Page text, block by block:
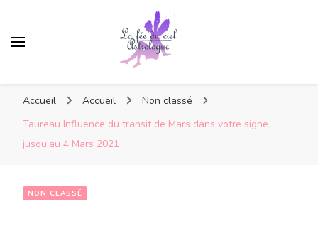
Accueil Accueil
Non classé
Taureau Influence du transit de Mars dans votre signe
jusqu’au 4 Mars 2021
NON CLASSÉ